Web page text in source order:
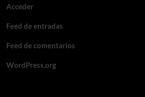
Acceder
Feed de entradas
Feed de comentarios
WordPress.org